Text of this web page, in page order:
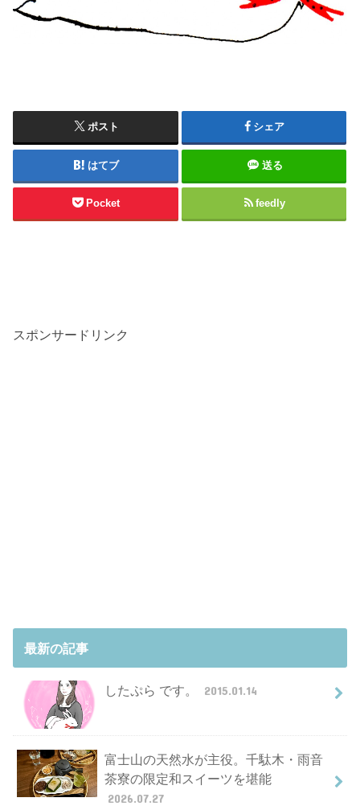
ポスト シェア
はてブ 送る
Pocket feedly
スポンサードリンク
最新の記事
したぷら です。 2015.01.14
富士山の天然水が主役。千駄木・雨音
茶寮の限定和スイーツを堪能
2026.07.27